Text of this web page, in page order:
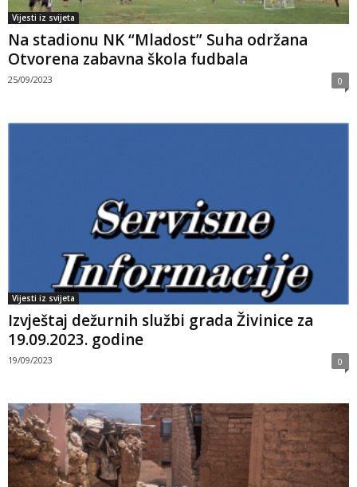
Vijesti iz svijeta
Na stadionu NK “Mladost” Suha održana
Otvorena zabavna škola fudbala
25/09/2023 0
Vijesti iz svijeta
Izvještaj dežurnih službi grada Živinice za
19.09.2023. godine
19/09/2023 0